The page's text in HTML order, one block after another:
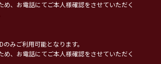
、お電話にてご本人様確認をさせていただく
みご利用可能となります。
、お電話にてご本人様確認をさせていただく